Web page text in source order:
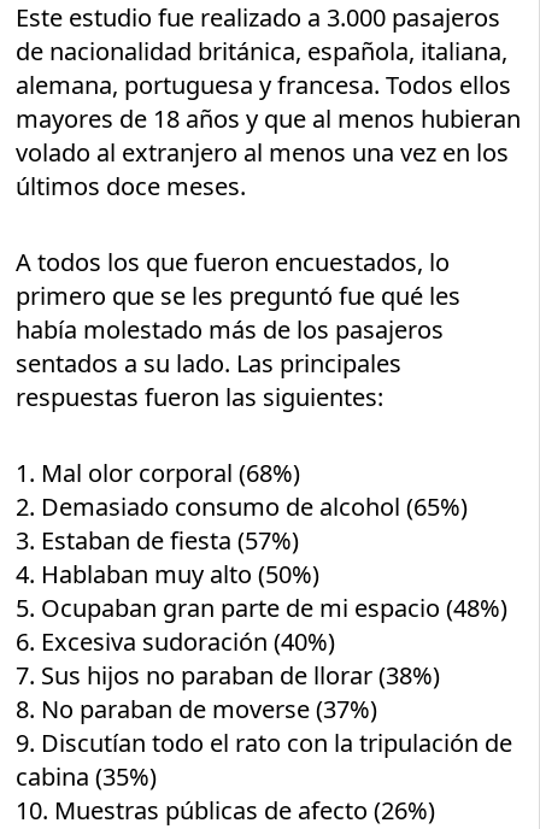
Este estudio fue realizado a 3.000 pasajeros
de nacionalidad británica, española, italiana,
alemana, portuguesa y francesa. Todos ellos
mayores de 18 años y que al menos hubieran
volado al extranjero al menos una vez en los
últimos doce meses.
A todos los que fueron encuestados, lo
primero que se les preguntó fue qué les
había molestado más de los pasajeros
sentados a su lado. Las principales
respuestas fueron las siguientes:
1. Mal olor corporal (68%)
2. Demasiado consumo de alcohol (65%)
3. Estaban de fiesta (57%)
4. Hablaban muy alto (50%)
5. Ocupaban gran parte de mi espacio (48%)
6. Excesiva sudoración (40%)
7. Sus hijos no paraban de llorar (38%)
8. No paraban de moverse (37%)
9. Discutían todo el rato con la tripulación de
cabina (35%)
10. Muestras públicas de afecto (26%)